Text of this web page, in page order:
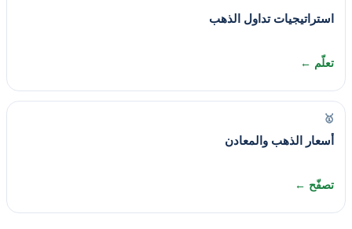
استراتيجيات تداول الذهب
تعلّم ←
🥇
أسعار الذهب والمعادن
تصفّح ←